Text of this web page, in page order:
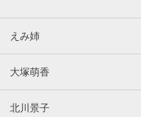
えみ姉
大塚萌香
北川景子